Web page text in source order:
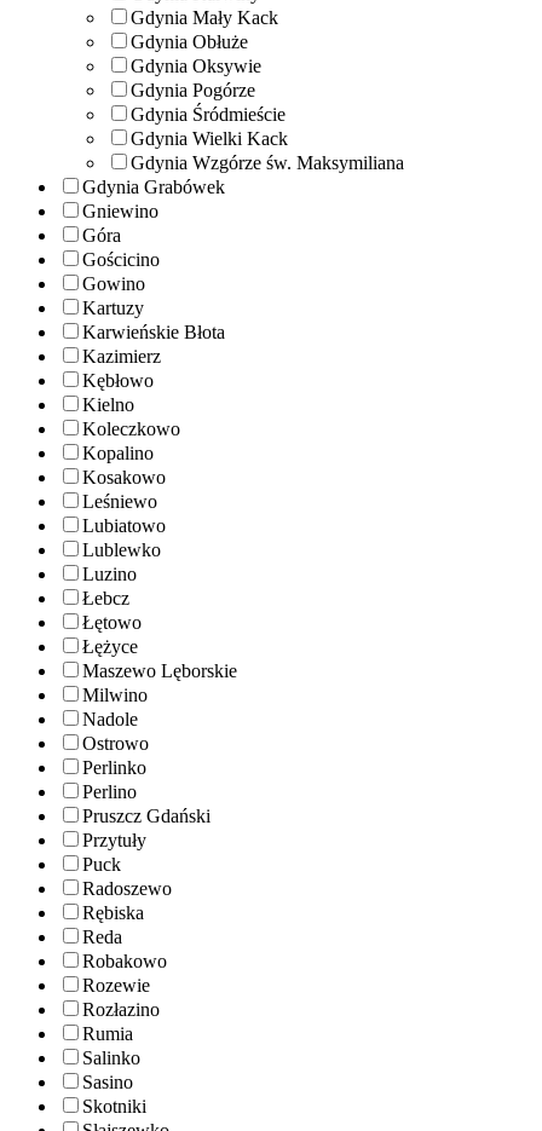
Gdynia Mały Kack
Gdynia Obłuże
Gdynia Oksywie
Gdynia Pogórze
Gdynia Śródmieście
Gdynia Wielki Kack
Gdynia Wzgórze św. Maksymiliana
Gdynia Grabówek
Gniewino
Góra
Gościcino
Gowino
Kartuzy
Karwieńskie Błota
Kazimierz
Kębłowo
Kielno
Koleczkowo
Kopalino
Kosakowo
Leśniewo
Lubiatowo
Lublewko
Luzino
Łebcz
Łętowo
Łężyce
Maszewo Lęborskie
Milwino
Nadole
Ostrowo
Perlinko
Perlino
Pruszcz Gdański
Przytuły
Puck
Radoszewo
Rębiska
Reda
Robakowo
Rozewie
Rozłazino
Rumia
Salinko
Sasino
Skotniki